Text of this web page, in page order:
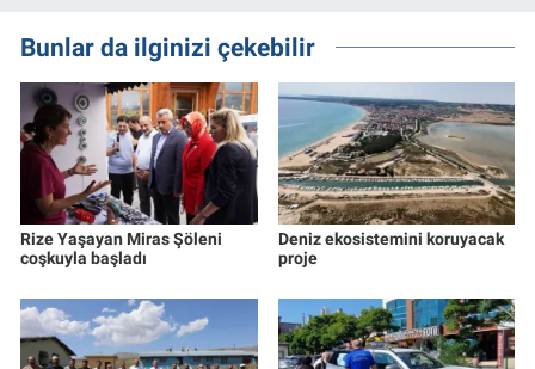
Bunlar da ilginizi çekebilir
Rize Yaşayan Miras Şöleni
coşkuyla başladı
Deniz ekosistemini koruyacak
proje